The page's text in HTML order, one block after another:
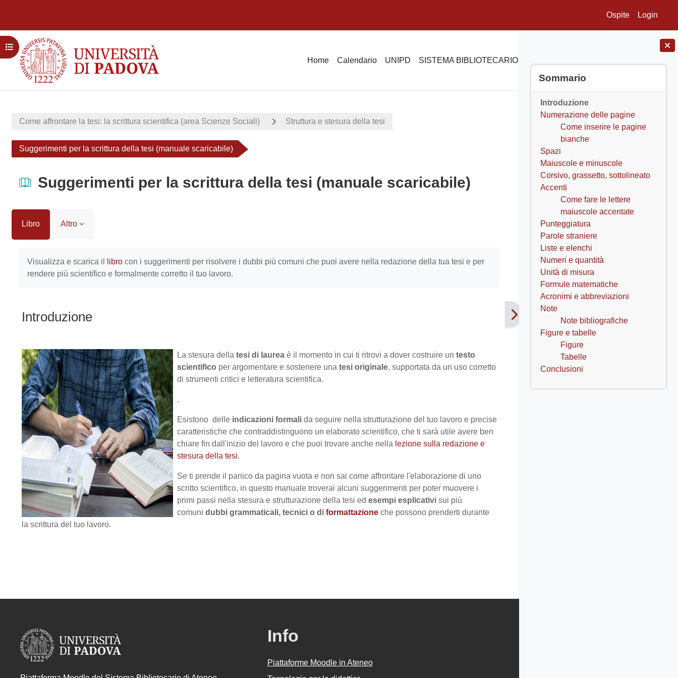
Vai al contenuto principale
Ospite Login
Home Calendario UNIPD SISTEMA BIBLIOTECARIO
Blocchi
Salta Sommario
Sommario
Introduzione
Numerazione delle pagine
Come inserire le pagine
bianche
Spazi
Maiuscole e minuscole
Corsivo, grassetto, sottolineato
Accenti
Come fare le lettere
maiuscole accentate
Punteggiatura
Parole straniere
Liste e elenchi
Numeri e quantità
Unità di misura
Formule matematiche
Acronimi e abbreviazioni
Note
Note bibliografiche
Figure e tabelle
Figure
Tabelle
Conclusioni
Apri indice del corso
Come affrontare la tesi: la scrittura scientifica (area Scienze Sociali) Struttura e stesura della tesi
Suggerimenti per la scrittura della tesi (manuale scaricabile)
Suggerimenti per la scrittura della tesi (manuale scaricabile)
Libro Altro
Visualizza e scarica il
libro con i suggerimenti per risolvere i dubbi più comuni che puoi avere nella redazione della tua tesi e per
rendere più scientifico e formalmente corretto il tuo lavoro.
Introduzione
La stesura della tesi di laurea è il momento in cui ti ritrovi a dover costruire un testo
scientifico per argomentare e sostenere una tesi originale, supportata da un uso corretto
di strumenti critici e letteratura scientifica.
.
Esistono delle indicazioni formali da seguire nella strutturazione del tuo lavoro e precise
caratteristiche che contraddistinguono un elaborato scientifico, che ti sarà utile avere ben
chiare fin dall'inizio del lavoro e che puoi trovare anche nella lezione sulla redazione e
stesura della tesi.
Se ti prende il panico da pagina vuota e non sai come affrontare l'elaborazione di uno
scritto scientifico, in questo manuale troverai alcuni suggerimenti per poter muovere i
primi passi nella stesura e strutturazione della tesi ed esempi esplicativi sui più
comuni dubbi grammaticali, tecnici o di formattazione che possono prenderti durante
la scrittura del tuo lavoro.
Info
Piattaforme Moodle in Ateneo